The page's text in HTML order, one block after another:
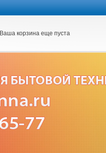
Ваша корзина еще пуста